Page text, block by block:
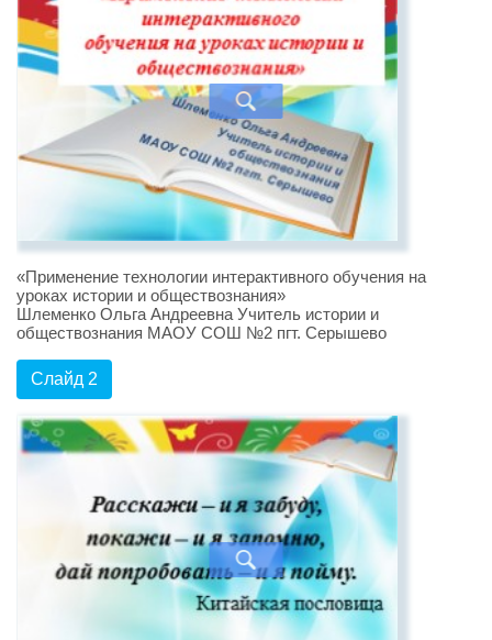
«Применение технологии интерактивного обучения на
уроках истории и обществознания»
Шлеменко Ольга Андреевна Учитель истории и
обществознания МАОУ СОШ №2 пгт. Серышево
Слайд 2